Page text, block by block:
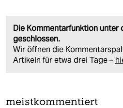
Die Kommentarfunktion unter
geschlossen.
Wir öffnen die
Artikeln für etwa drei Tage –
meistkommentiert